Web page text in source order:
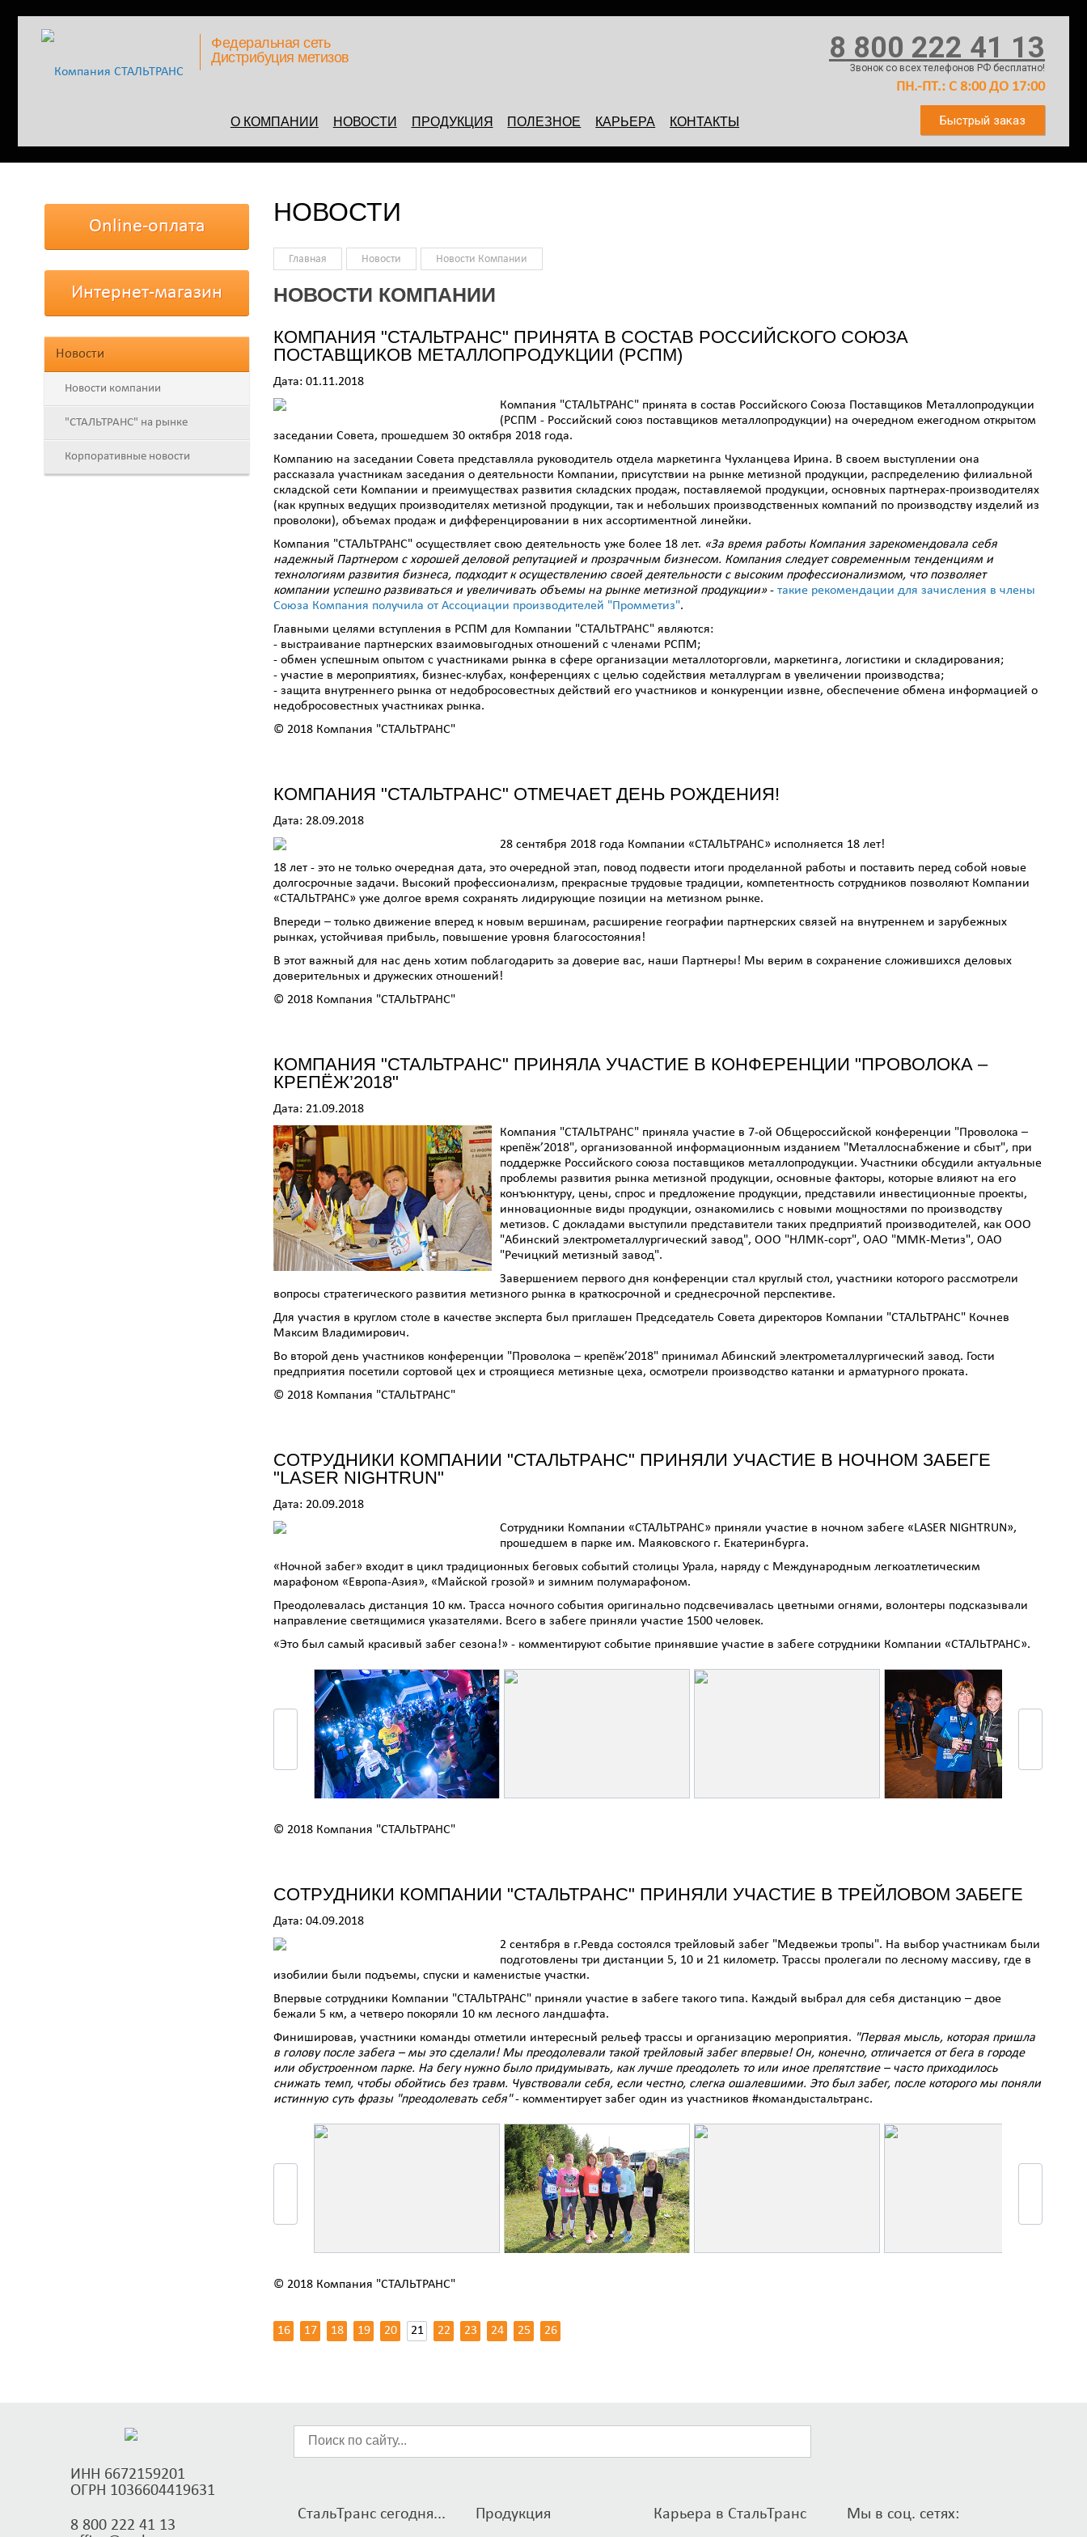
Федеральная сеть
Дистрибуция метизов
8 800 222 41 13
Звонок со всех телефонов РФ бесплатно!
ПН.-ПТ.: С 8:00 ДО 17:00
О КОМПАНИИ НОВОСТИ ПРОДУКЦИЯ ПОЛЕЗНОЕ КАРЬЕРА КОНТАКТЫ Быстрый заказ
Online-оплата
Интернет-магазин
Новости
Новости компании
"СТАЛЬТРАНС" на рынке
Корпоративные новости
НОВОСТИ
Главная Новости Новости Компании
НОВОСТИ КОМПАНИИ
КОМПАНИЯ "СТАЛЬТРАНС" ПРИНЯТА В СОСТАВ РОССИЙСКОГО СОЮЗА
ПОСТАВЩИКОВ МЕТАЛЛОПРОДУКЦИИ (РСПМ)
Дата: 01.11.2018
Компания "СТАЛЬТРАНС" принята в состав Российского Союза Поставщиков Металлопродукции
(РСПМ - Российский союз поставщиков металлопродукции) на очередном ежегодном открытом
заседании Совета, прошедшем 30 октября 2018 года.
Компанию на заседании Совета представляла руководитель отдела маркетинга Чухланцева Ирина. В своем выступлении она
рассказала участникам заседания о деятельности Компании, присутствии на рынке метизной продукции, распределению филиальной
складской сети Компании и преимуществах развития складских продаж, поставляемой продукции, основных партнерах-производителях
(как крупных ведущих производителях метизной продукции, так и небольших производственных компаний по производству изделий из
проволоки), объемах продаж и дифференцировании в них ассортиментной линейки.
Компания "СТАЛЬТРАНС" осуществляет свою деятельность уже более 18 лет. «За время работы Компания зарекомендовала себя
надежный Партнером с хорошей деловой репутацией и прозрачным бизнесом. Компания следует современным тенденциям и
технологиям развития бизнеса, подходит к осуществлению своей деятельности с высоким профессионализмом, что позволяет
компании успешно развиваться и увеличивать объемы на рынке метизной продукции»- такие рекомендации для зачисления в члены
Союза Компания получила от Ассоциации производителей "Промметиз".
Главными целями вступления в РСПМ для Компании "СТАЛЬТРАНС" являются:
- выстраивание партнерских взаимовыгодных отношений с членами РСПМ;
- обмен успешным опытом с участниками рынка в сфере организации металлоторговли, маркетинга, логистики и складирования;
- участие в мероприятиях, бизнес-клубах, конференциях с целью содействия металлургам в увеличении производства;
- защита внутреннего рынка от недобросовестных действий его участников и конкуренции извне, обеспечение обмена информацией о
недобросовестных участниках рынка.
© 2018 Компания "СТАЛЬТРАНС"
КОМПАНИЯ "СТАЛЬТРАНС" ОТМЕЧАЕТ ДЕНЬ РОЖДЕНИЯ!
Дата: 28.09.2018
28 сентября 2018 года Компании «СТАЛЬТРАНС» исполняется 18 лет!
18 лет - это не только очередная дата, это очередной этап, повод подвести итоги проделанной работы и поставить перед собой новые
долгосрочные задачи. Высокий профессионализм, прекрасные трудовые традиции, компетентность сотрудников позволяют Компании
«СТАЛЬТРАНС» уже долгое время сохранять лидирующие позиции на метизном рынке.
Впереди – только движение вперед к новым вершинам, расширение географии партнерских связей на внутреннем и зарубежных
рынках, устойчивая прибыль, повышение уровня благосостояния!
В этот важный для нас день хотим поблагодарить за доверие вас, наши Партнеры! Мы верим в сохранение сложившихся деловых
доверительных и дружеских отношений!
© 2018 Компания "СТАЛЬТРАНС"
КОМПАНИЯ "СТАЛЬТРАНС" ПРИНЯЛА УЧАСТИЕ В КОНФЕРЕНЦИИ "ПРОВОЛОКА –
КРЕПЁЖ’2018"
Дата: 21.09.2018
Компания "СТАЛЬТРАНС" приняла участие в 7-ой Общероссийской конференции "Проволока –
крепёж’2018", организованной информационным изданием "Металлоснабжение и сбыт", при
поддержке Российского союза поставщиков металлопродукции. Участники обсудили актуальные
проблемы развития рынка метизной продукции, основные факторы, которые влияют на его
конъюнктуру, цены, спрос и предложение продукции, представили инвестиционные проекты,
инновационные виды продукции, ознакомились с новыми мощностями по производству
метизов. С докладами выступили представители таких предприятий производителей, как ООО
"Абинский электрометаллургический завод", ООО "НЛМК-сорт", ОАО "ММК-Метиз", ОАО
"Речицкий метизный завод".
Завершением первого дня конференции стал круглый стол, участники которого рассмотрели
вопросы стратегического развития метизного рынка в краткосрочной и среднесрочной перспективе.
Для участия в круглом столе в качестве эксперта был приглашен Председатель Совета директоров Компании "СТАЛЬТРАНС" Кочнев
Максим Владимирович.
Во второй день участников конференции "Проволока – крепёж’2018" принимал Абинский электрометаллургический завод. Гости
предприятия посетили сортовой цех и строящиеся метизные цеха, осмотрели производство катанки и арматурного проката.
© 2018 Компания "СТАЛЬТРАНС"
СОТРУДНИКИ КОМПАНИИ "СТАЛЬТРАНС" ПРИНЯЛИ УЧАСТИЕ В НОЧНОМ ЗАБЕГЕ
"LASER NIGHTRUN"
Дата: 20.09.2018
Сотрудники Компании «СТАЛЬТРАНС» приняли участие в ночном забеге «LASER NIGHTRUN»,
прошедшем в парке им. Маяковского г. Екатеринбурга.
«Ночной забег» входит в цикл традиционных беговых событий столицы Урала, наряду с Международным легкоатлетическим
марафоном «Европа-Азия», «Майской грозой» и зимним полумарафоном.
Преодолевалась дистанция 10 км. Трасса ночного события оригинально подсвечивалась цветными огнями, волонтеры подсказывали
направление светящимися указателями. Всего в забеге приняли участие 1500 человек.
«Это был самый красивый забег сезона!» - комментируют событие принявшие участие в забеге сотрудники Компании «СТАЛЬТРАНС».
© 2018 Компания "СТАЛЬТРАНС"
СОТРУДНИКИ КОМПАНИИ "СТАЛЬТРАНС" ПРИНЯЛИ УЧАСТИЕ В ТРЕЙЛОВОМ ЗАБЕГЕ
Дата: 04.09.2018
2 сентября в г.Ревда состоялся трейловый забег "Медвежьи тропы". На выбор участникам были
подготовлены три дистанции 5, 10 и 21 километр. Трассы пролегали по лесному массиву, где в
изобилии были подъемы, спуски и каменистые участки.
Впервые сотрудники Компании "СТАЛЬТРАНС" приняли участие в забеге такого типа. Каждый выбрал для себя дистанцию – двое
бежали 5 км, а четверо покоряли 10 км лесного ландшафта.
Финишировав, участники команды отметили интересный рельеф трассы и организацию мероприятия. "Первая мысль, которая пришла
в голову после забега – мы это сделали! Мы преодолевали такой трейловый забег впервые! Он, конечно, отличается от бега в городе
или обустроенном парке. На бегу нужно было придумывать, как лучше преодолеть то или иное препятствие – часто приходилось
снижать темп, чтобы обойтись без травм. Чувствовали себя, если честно, слегка ошалевшими. Это был забег, после которого мы поняли
истинную суть фразы "преодолевать себя"- комментирует забег один из участников #командыстальтранс.
© 2018 Компания "СТАЛЬТРАНС"
16 17 18 19 20 21 22 23 24 25 26
ИНН 6672159201
ОГРН 1036604419631
8 800 222 41 13
СтальТранс сегодня...
Продукция
Карьера в СтальТранс
Мы в соц. сетях: